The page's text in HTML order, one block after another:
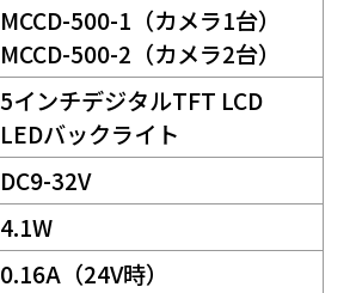
MCCD-500-1（カメラ1台）
MCCD-500-2（カメラ2台）
5インチデジタルTFT LCD
LEDバックライト
DC9-32V
4.1W
0.16A（24V時）